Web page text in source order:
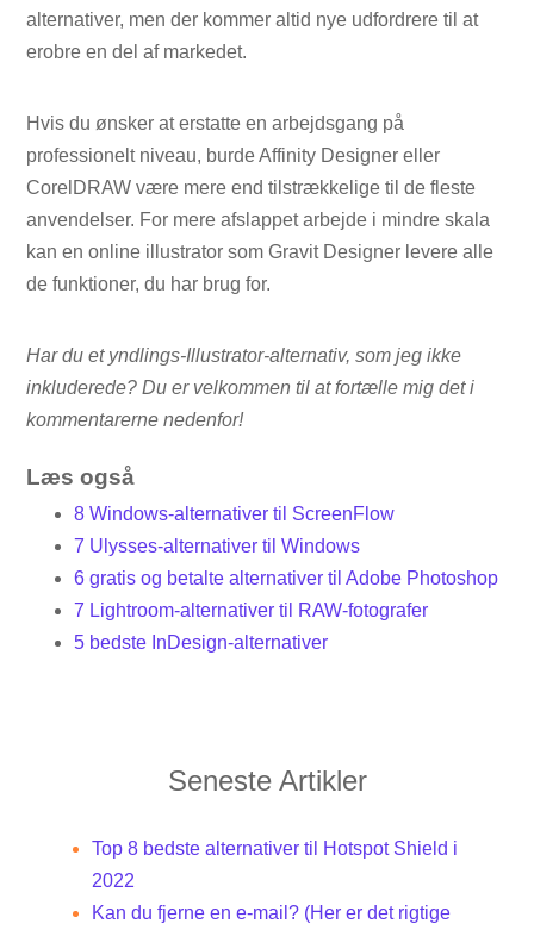
alternativer, men der kommer altid nye udfordrere til at
erobre en del af markedet.
Hvis du ønsker at erstatte en arbejdsgang på
professionelt niveau, burde Affinity Designer eller
CorelDRAW være mere end tilstrækkelige til de fleste
anvendelser. For mere afslappet arbejde i mindre skala
kan en online illustrator som Gravit Designer levere alle
de funktioner, du har brug for.
Har du et yndlings-Illustrator-alternativ, som jeg ikke
inkluderede? Du er velkommen til at fortælle mig det i
kommentarerne nedenfor!
Læs også
8 Windows-alternativer til ScreenFlow
7 Ulysses-alternativer til Windows
6 gratis og betalte alternativer til Adobe Photoshop
7 Lightroom-alternativer til RAW-fotografer
5 bedste InDesign-alternativer
Seneste Artikler
Top 8 bedste alternativer til Hotspot Shield i
2022
Kan du fjerne en e-mail? (Her er det rigtige